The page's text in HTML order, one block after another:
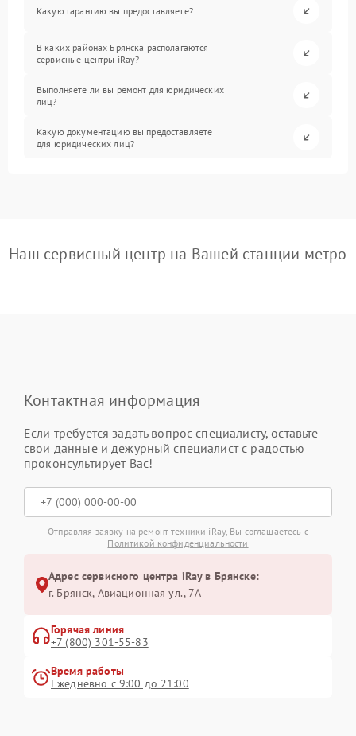
Какую гарантию вы предоставляете?
В каких районах Брянска располагаются
сервисные центры iRay?
Выполняете ли вы ремонт для юридических
лиц?
Какую документацию вы предоставляете
для юридических лиц?
Наш сервисный центр на Вашей станции метро
Контактная информация
Если требуется задать вопрос специалисту, оставьте
свои данные и дежурный специалист с радостью
проконсультирует Вас!
Отправляя заявку на ремонт техники iRay, Вы соглашаетесь с
Политикой конфиденциальности
Адрес сервисного центра iRay в Брянске:
г. Брянск, Авиационная ул., 7А
Горячая линия
+7 (800) 301-55-83
Время работы
Ежедневно с 9:00 до 21:00